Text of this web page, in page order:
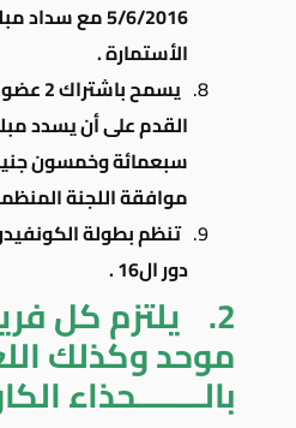
الأستمارة .
يسمح
سبعمائة وخمسون
موافقة اللجنة
تنظم بطولة
دور ال16 .
2. يلتزم كل
موحد وكذلك
بالــــــــحذاء